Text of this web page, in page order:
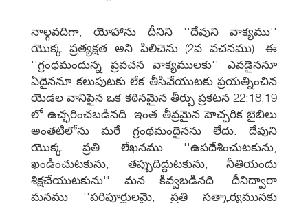
నాల్గవదిగా, యోహాను దీనిని ''దేవుని వాక్యము''
యొక్క ప్రత్యక్షత అని పిలిచెను (2వ వచనము). ఈ
''గ్రంధమందున్న ప్రవచన వాక్యములకు'' ఎవడైననూ
ఏదైననూ కలుపుటకు లేక తీసివేయుటకు ప్రయత్నించిన
యెడల వానిపైన ఒక కఠినమైన తీర్పు ప్రకటన 22:18,19
లో ఉచ్ఛరించబడినది. ఇంత తీవ్రమైన హెచ్చరిక బైబిలు
అంతటిలోను మరే గ్రంథమందైనను లేదు. దేవుని
యొక్క ప్రతి లేఖనము ''ఉపదేశించుటకును,
ఖండించుటకును, తప్పుదిద్దుటకును, నీతియందు
శిక్షచేయుటకును'' మన కివ్వబడినది. దీనిద్వారా
మనము ''పరిపూర్ణులమై, ప్రతి సత్కార్యమునకు